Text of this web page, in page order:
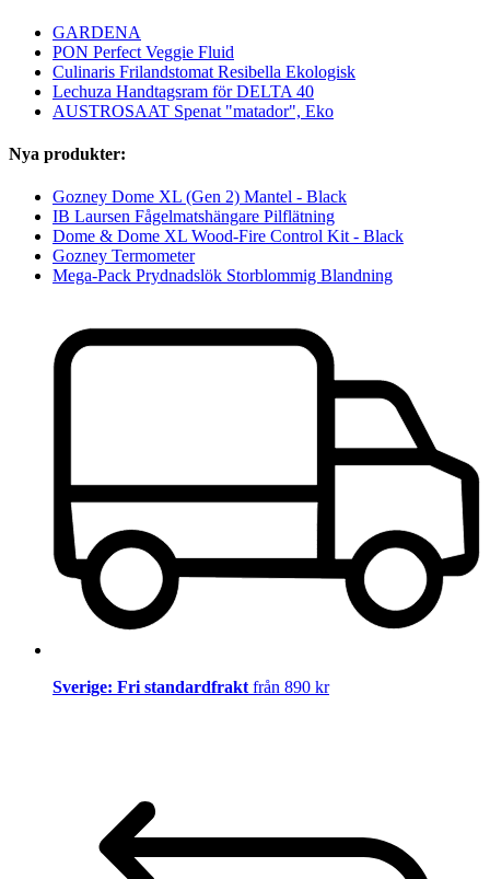
GARDENA
PON Perfect Veggie Fluid
Culinaris Frilandstomat Resibella Ekologisk
Lechuza Handtagsram för DELTA 40
AUSTROSAAT Spenat "matador", Eko
Nya produkter:
Gozney Dome XL (Gen 2) Mantel - Black
IB Laursen Fågelmatshängare Pilflätning
Dome & Dome XL Wood-Fire Control Kit - Black
Gozney Termometer
Mega-Pack Prydnadslök Storblommig Blandning
Sverige: Fri standardfrakt från 890 kr